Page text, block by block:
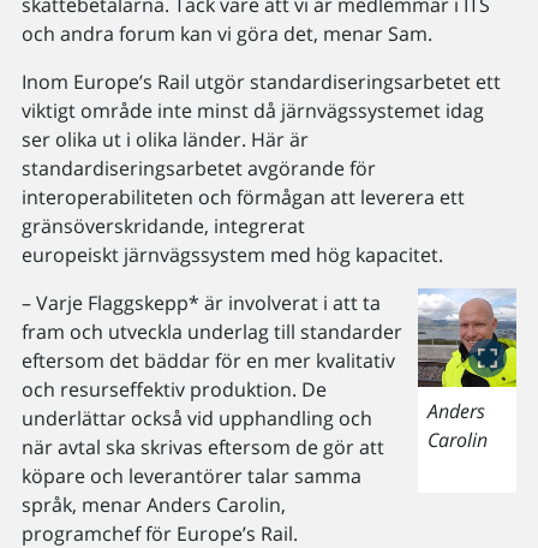
och andra forum kan vi göra det, menar Sam.
Inom Europe’s Rail utgör standardiseringsarbetet ett
viktigt område inte minst då järnvägssystemet idag
ser olika ut i olika länder. Här är
standardiseringsarbetet avgörande för
interoperabiliteten och förmågan att leverera ett
gränsöverskridande, integrerat
europeiskt järnvägssystem med hög kapacitet.
Anders
Carolin
– Varje Flaggskepp* är involverat i att ta
fram och utveckla underlag till standarder
eftersom det bäddar för en mer kvalitativ
och resurseffektiv produktion. De
underlättar också vid upphandling och
när avtal ska skrivas eftersom de gör att
köpare och leverantörer talar samma
språk, menar Anders Carolin,
programchef för Europe’s Rail.